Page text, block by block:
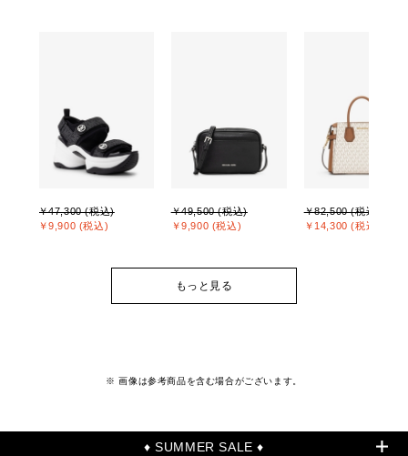
￥47,300 (税込)
￥9,900 (税込)
￥49,500 (税込)
￥9,900 (税込)
￥82,500 (税込)
￥14,300 (税込)
もっと見る
※ 画像は参考商品を含む場合がございます。
♦ SUMMER SALE ♦